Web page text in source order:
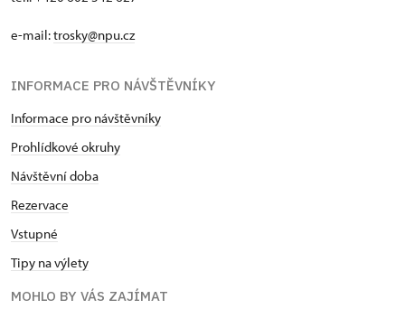
e-mail:trosky@npu.cz
INFORMACE PRO NÁVŠTĚVNÍKY
Informace pro návštěvníky
Prohlídkové okruhy
Návštěvní doba
Rezervace
Vstupné
Tipy na výlety
MOHLO BY VÁS ZAJÍMAT